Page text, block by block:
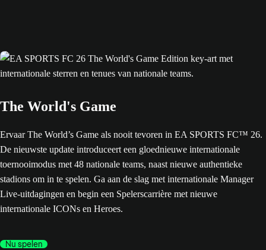
The World's Game
Ervaar The World’s Game als nooit tevoren in EA SPORTS FC™ 26.
De nieuwste update introduceert een gloednieuwe internationale
toernooimodus met 48 nationale teams, naast nieuwe authentieke
stadions om in te spelen. Ga aan de slag met internationale Manager
Live-uitdagingen en begin een Spelerscarrière met nieuwe
internationale ICONs en Heroes.
Nu spelen